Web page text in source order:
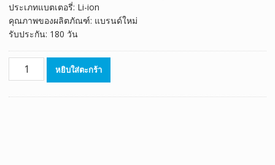
ประเภทแบตเตอรี่: Li-ion
คุณภาพของผลิตภัณฑ์: แบรนด์ใหม่
รับประกัน: 180 วัน
จำนวน
แบตเตอรี่
หยิบใส่ตะกร้า